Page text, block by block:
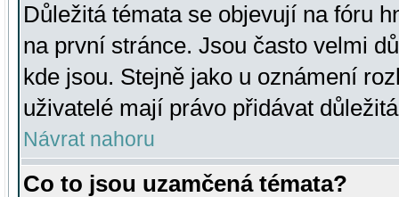
Důležitá témata se objevují na fóru
na první stránce. Jsou často velmi
kde jsou. Stejně jako u oznámení
uživatelé mají právo přidávat
Návrat nahoru
Co to jsou uzamčená témata?